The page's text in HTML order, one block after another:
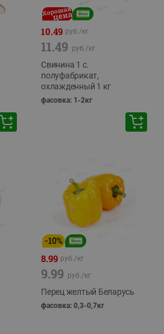
10.49 руб./кг
11.49 руб./кг
Свинина 1 с.
полуфабрикат,
охлажденный 1 кг
фасовка: 1-2кг
-10%
8.99 руб./кг
9.99 руб./кг
Перец желтый Беларусь
фасовка: 0,3-0,7кг